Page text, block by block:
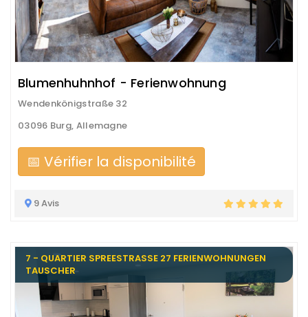
Blumenhuhnhof - Ferienwohnung
Wendenkönigstraße 32
03096 Burg, Allemagne
📅 Vérifier la disponibilité
9 Avis
7 - QUARTIER SPREESTRASSE 27 FERIENWOHNUNGEN T
AUSCHER